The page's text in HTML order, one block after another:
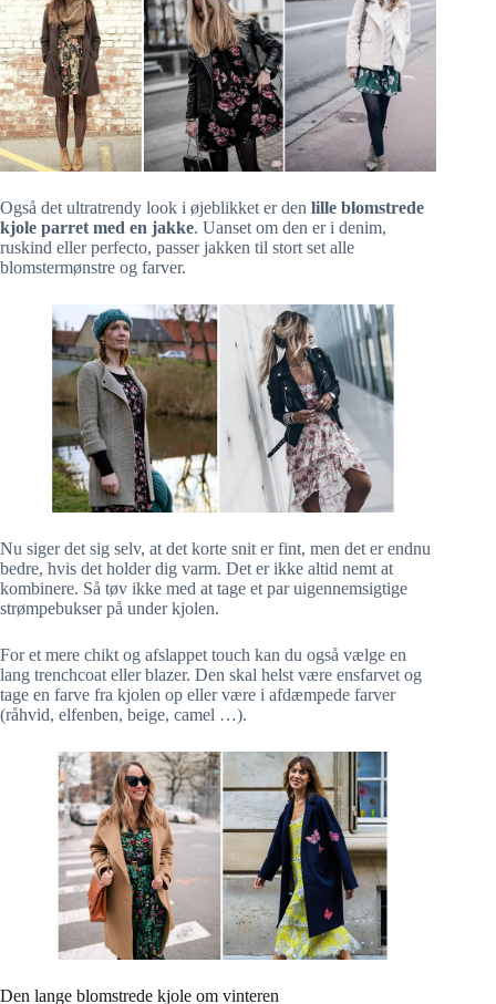
Også det ultratrendy look i øjeblikket er den lille blomstrede
kjole parret med en jakke. Uanset om den er i denim,
ruskind eller perfecto, passer jakken til stort set alle
blomstermønstre og farver.
Nu siger det sig selv, at det korte snit er fint, men det er endnu
bedre, hvis det holder dig varm. Det er ikke altid nemt at
kombinere. Så tøv ikke med at tage et par uigennemsigtige
strømpebukser på under kjolen.
For et mere chikt og afslappet touch kan du også vælge en
lang trenchcoat eller blazer. Den skal helst være ensfarvet og
tage en farve fra kjolen op eller være i afdæmpede farver
(råhvid, elfenben, beige, camel …).
Den lange blomstrede kjole om vinteren